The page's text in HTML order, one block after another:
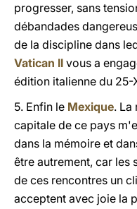
progresser, sans
débandades
de la discipline dans
Vatican II vous a
édition italienne du 25-
5. Enfin le Mexique. La
capitale de ce pays
dans la mémoire et
être autrement, car
de ces rencontres un
acceptent avec joie la